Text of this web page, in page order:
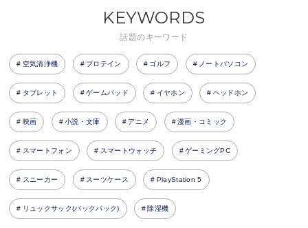
KEYWORDS
話題のキーワード
空気清浄機 プロテイン ゴルフ ノートパソコン
タブレット ゲームパッド イヤホン ヘッドホン
映画 小説・文庫 アニメ 漫画・コミック
スマートフォン スマートウォッチ ゲーミングPC
スニーカー スーツケース PlayStation 5
リュックサック(バックパック) 除湿機